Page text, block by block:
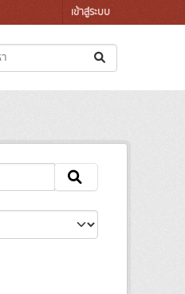
เข้าสู่ระบบ